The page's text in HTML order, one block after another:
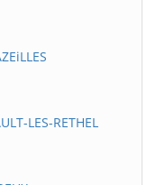
LES-RETHEL